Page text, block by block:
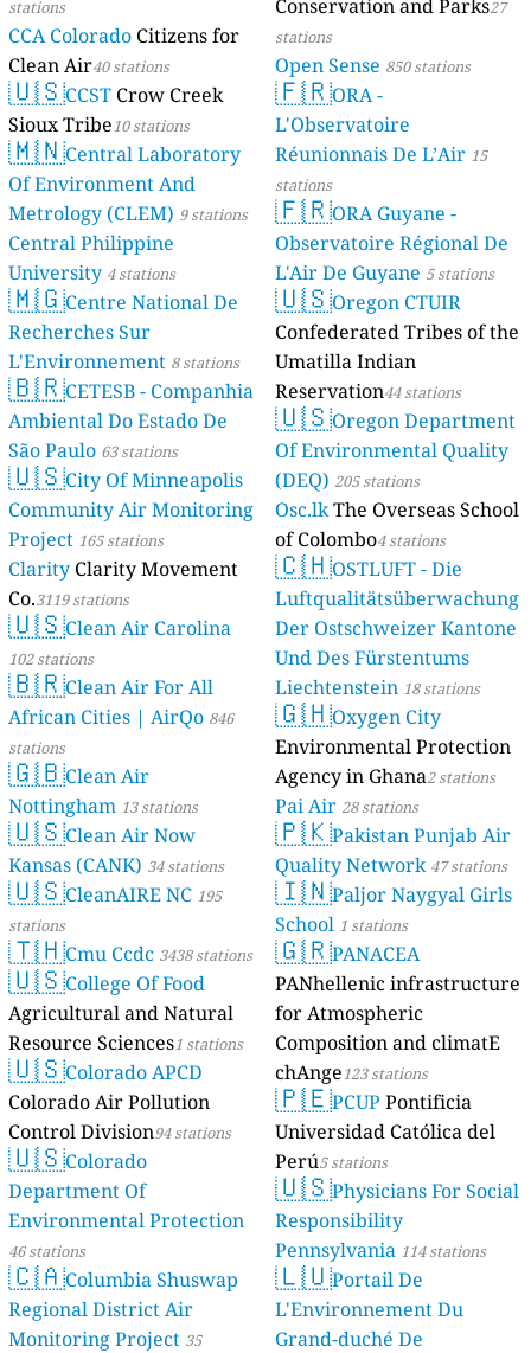
stations
CCA Colorado Citizens for
Clean Air40 stations
🇺🇸CCST Crow Creek
Sioux Tribe10 stations
🇲🇳Central Laboratory
Of Environment And
Metrology (CLEM) 9 stations
Central Philippine
University 4 stations
🇲🇬Centre National De
Recherches Sur
L'Environnement 8 stations
🇧🇷CETESB - Companhia
Ambiental Do Estado De
São Paulo 63 stations
🇺🇸City Of Minneapolis
Community Air Monitoring
Project 165 stations
Clarity Clarity Movement
Co.3119 stations
🇺🇸Clean Air Carolina
102 stations
🇧🇷Clean Air For All
African Cities | AirQo 846
stations
🇬🇧Clean Air
Nottingham 13 stations
🇺🇸Clean Air Now
Kansas (CANK) 34 stations
🇺🇸CleanAIRE NC 195
stations
🇹🇭Cmu Ccdc 3438 stations
🇺🇸College Of Food
Agricultural and Natural
Resource Sciences1 stations
🇺🇸Colorado APCD
Colorado Air Pollution
Control Division94 stations
🇺🇸Colorado
Department Of
Environmental Protection
46 stations
🇨🇦Columbia Shuswap
Regional District Air
Monitoring Project 35
Conservation and Parks27
stations
Open Sense 850 stations
🇫🇷ORA -
L'Observatoire
Réunionnais De L’Air 15
stations
🇫🇷ORA Guyane -
Observatoire Régional De
L'Air De Guyane 5 stations
🇺🇸Oregon CTUIR
Confederated Tribes of the
Umatilla Indian
Reservation44 stations
🇺🇸Oregon Department
Of Environmental Quality
(DEQ) 205 stations
Osc.lkThe Overseas School
of Colombo4 stations
🇨🇭OSTLUFT - Die
Luftqualitätsüberwachung
Der Ostschweizer Kantone
Und Des Fürstentums
Liechtenstein 18 stations
🇬🇭Oxygen City
Environmental Protection
Agency in Ghana2 stations
Pai Air 28 stations
🇵🇰Pakistan Punjab Air
Quality Network 47 stations
🇮🇳Paljor Naygyal Girls
School 1 stations
🇬🇷PANACEA
PANhellenic infrastructure
for Atmospheric
Composition and climatE
chAnge123 stations
🇵🇪PCUP Pontificia
Universidad Católica del
Perú5 stations
🇺🇸Physicians For Social
Responsibility
Pennsylvania 114 stations
🇱🇺Portail De
L'Environnement Du
Grand-duché De